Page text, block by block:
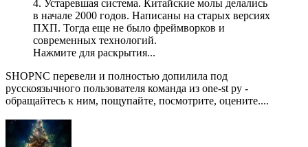
4. Устаревшая система. Китайские молы делались
в начале 2000 годов. Написаны на старых версиях
ПХП. Тогда еще не было фреймворков и
современных технологий.
Нажмите для раскрытия...
SHOPNC перевели и полностью допилила под
русскоязычного пользователя команда из one-st ру -
обращайтесь к ним, пощупайте, посмотрите, оцените....